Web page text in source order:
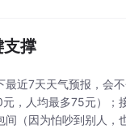
撑
近7天天气预报，会
，人均最多75元）
（因为怕吵到别人，